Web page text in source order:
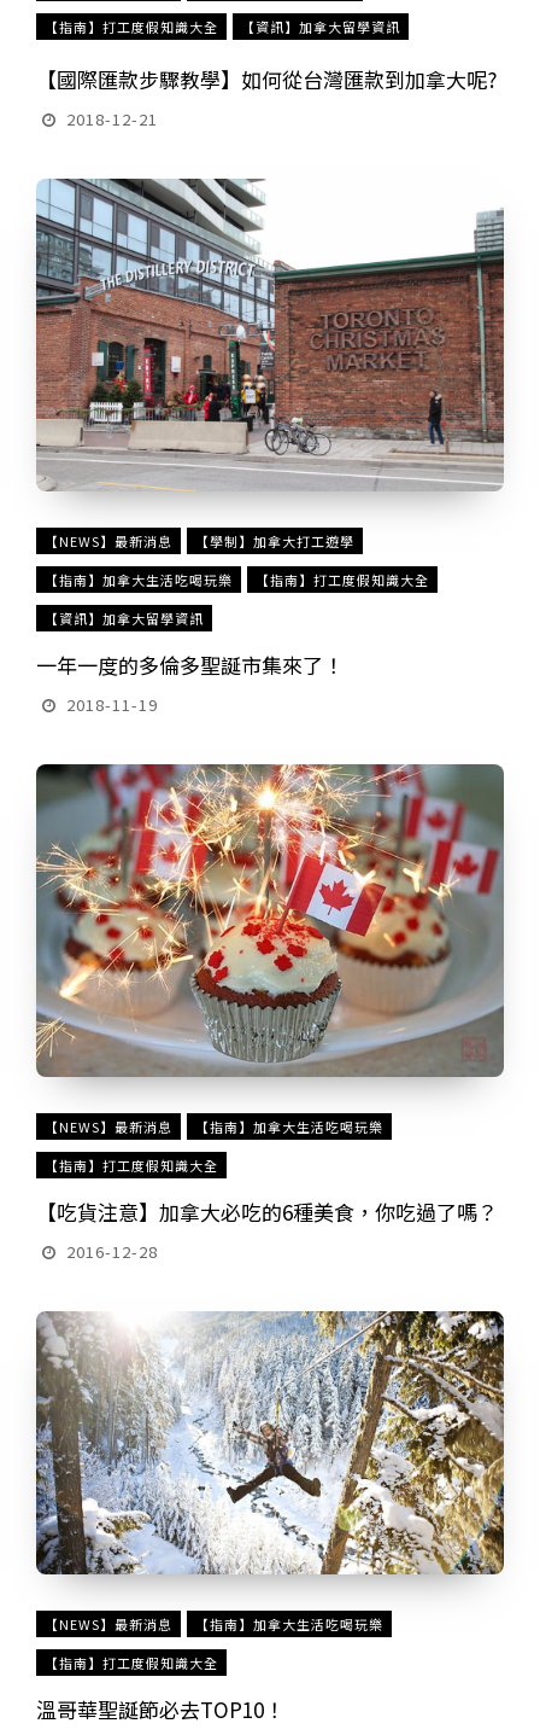
【指南】打工度假知識大全 【資訊】加拿大留學資訊
【國際匯款步驟教學】如何從台灣匯款到加拿大呢?
2018-12-21
【NEWS】最新消息
【學制】加拿大打工遊學
【指南】加拿大生活吃喝玩樂
【指南】打工度假知識大全
【資訊】加拿大留學資訊
一年一度的多倫多聖誕市集來了！
2018-11-19
【NEWS】最新消息
【指南】加拿大生活吃喝玩樂
【指南】打工度假知識大全
【吃貨注意】加拿大必吃的6種美食，你吃過了嗎？
2016-12-28
【NEWS】最新消息
【指南】加拿大生活吃喝玩樂
【指南】打工度假知識大全
溫哥華聖誕節必去TOP10！